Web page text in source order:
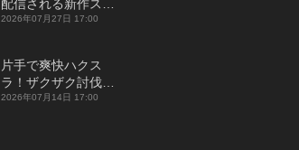
配信される新作スマ
ホゲームをまとめて
2026年07月27日 17:00
片手で爽快ハクス
ラ！ザクザク討伐し
て神装備を集める放
2026年07月14日 17:00